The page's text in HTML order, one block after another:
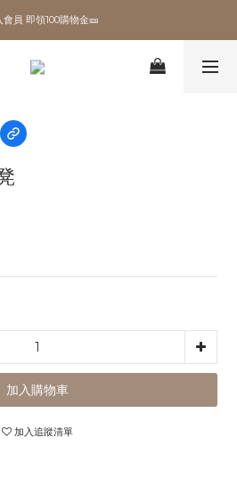
會員 即領100購物金🎫
會員 即領100購物金🎫
全館滿額現折🔥
會員 即領100購物金🎫
加入購物車
加入追蹤清單